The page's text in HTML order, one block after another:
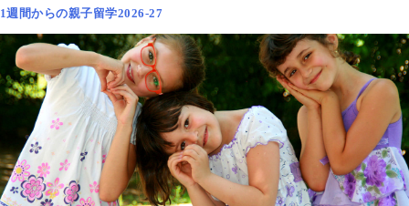
1週間からの親子留学2026-27